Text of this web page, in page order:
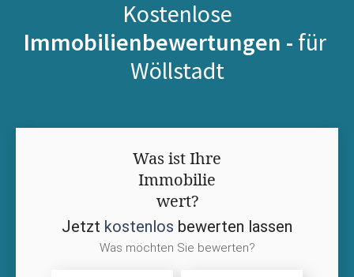
Kostenlose
Immobilienbewertungen - für
Wöllstadt
Was ist Ihre
Immobilie
wert?
Jetzt kostenlos bewerten lassen
Was möchten Sie bewerten?